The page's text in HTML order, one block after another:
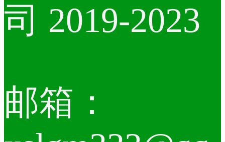
司 2019-2023
邮箱：